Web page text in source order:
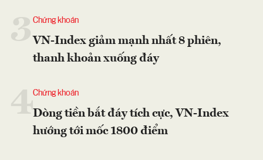
Chứng khoán
VN-Index giảm mạnh nhất 8 phiên,
thanh khoản xuống đáy
4Chứng khoán
Dòng tiền bắt đáy tích cực, VN-Index
hướng tới mốc 1800 điểm